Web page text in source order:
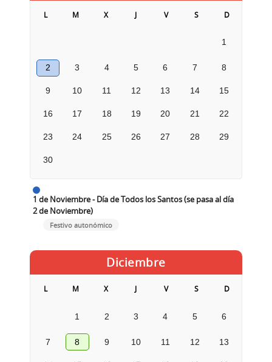
L M X J V S D
1
2 3 4 5 6 7 8
9 10 11 12 13 14 15
16 17 18 19 20 21 22
23 24 25 26 27 28 29
30
1 de Noviembre - Día de Todos los Santos (se pasa al día
2 de Noviembre)
Festivo autonómico
Diciembre
L M X J V S D
1 2 3 4 5 6
7 8 9 10 11 12 13